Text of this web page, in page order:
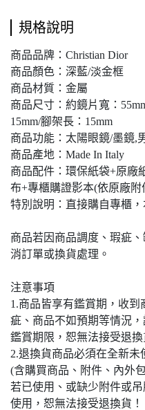
規格說明
商品品牌：Christian Dior
商品顏色：深藍/淡金框
商品材質：金屬
商品尺寸：約鏡片寬：
15mm/腳架長：15mm
商品功能：太陽眼鏡/墨鏡,
商品產地：Made In Italy
商品配件：環保紙袋+原廠
布+專櫃購證影本(依原廠附
特別說明：直接購自專櫃，
商品若因商品調度、瑕疵
消訂單或換貨處理。
注意事項
1.商品皆享有鑑賞期，收
疵、商品不如預期等情況
鑑賞期限，恕無法接受退換
2.退換貨商品必須在全新
(含購買商品、附件、內外
若已使用、或缺少附件或
使用，恕無法接受退換貨！